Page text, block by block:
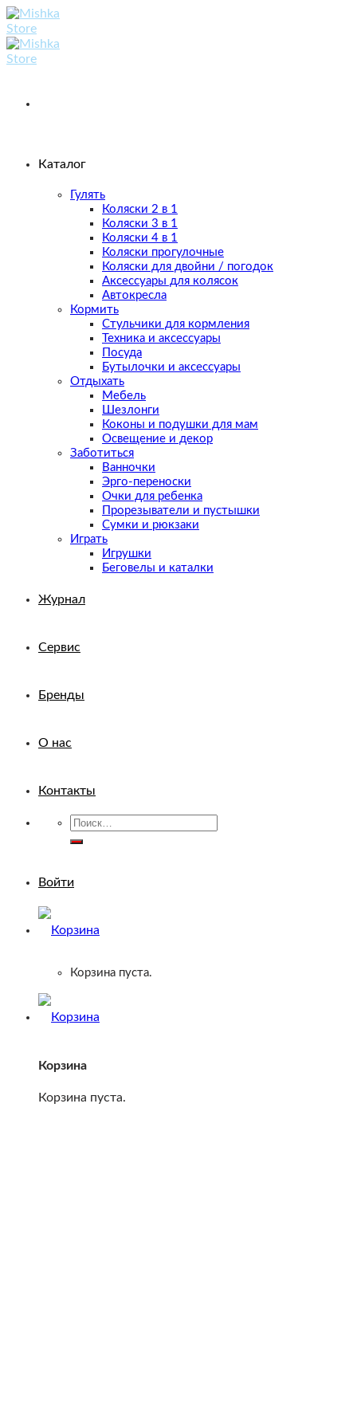
Skip
to
content
Каталог
Гулять
Коляски 2 в 1
Коляски 3 в 1
Коляски 4 в 1
Коляски прогулочные
Коляски для двойни / погодок
Аксессуары для колясок
Автокресла
Кормить
Стульчики для кормления
Техника и аксессуары
Посуда
Бутылочки и аксессуары
Отдыхать
Мебель
Шезлонги
Коконы и подушки для мам
Освещение и декор
Заботиться
Ванночки
Эрго-переноски
Очки для ребенка
Прорезыватели и пустышки
Сумки и рюкзаки
Играть
Игрушки
Беговелы и каталки
Журнал
Сервис
Бренды
О нас
Контакты
Искать:
Войти
Корзина пуста.
Корзина
Корзина пуста.